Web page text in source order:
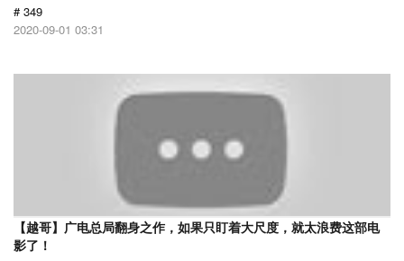
# 349
2020-09-01 03:31
【越哥】广电总局翻身之作，如果只盯着大尺度，就太浪费这部电
影了！